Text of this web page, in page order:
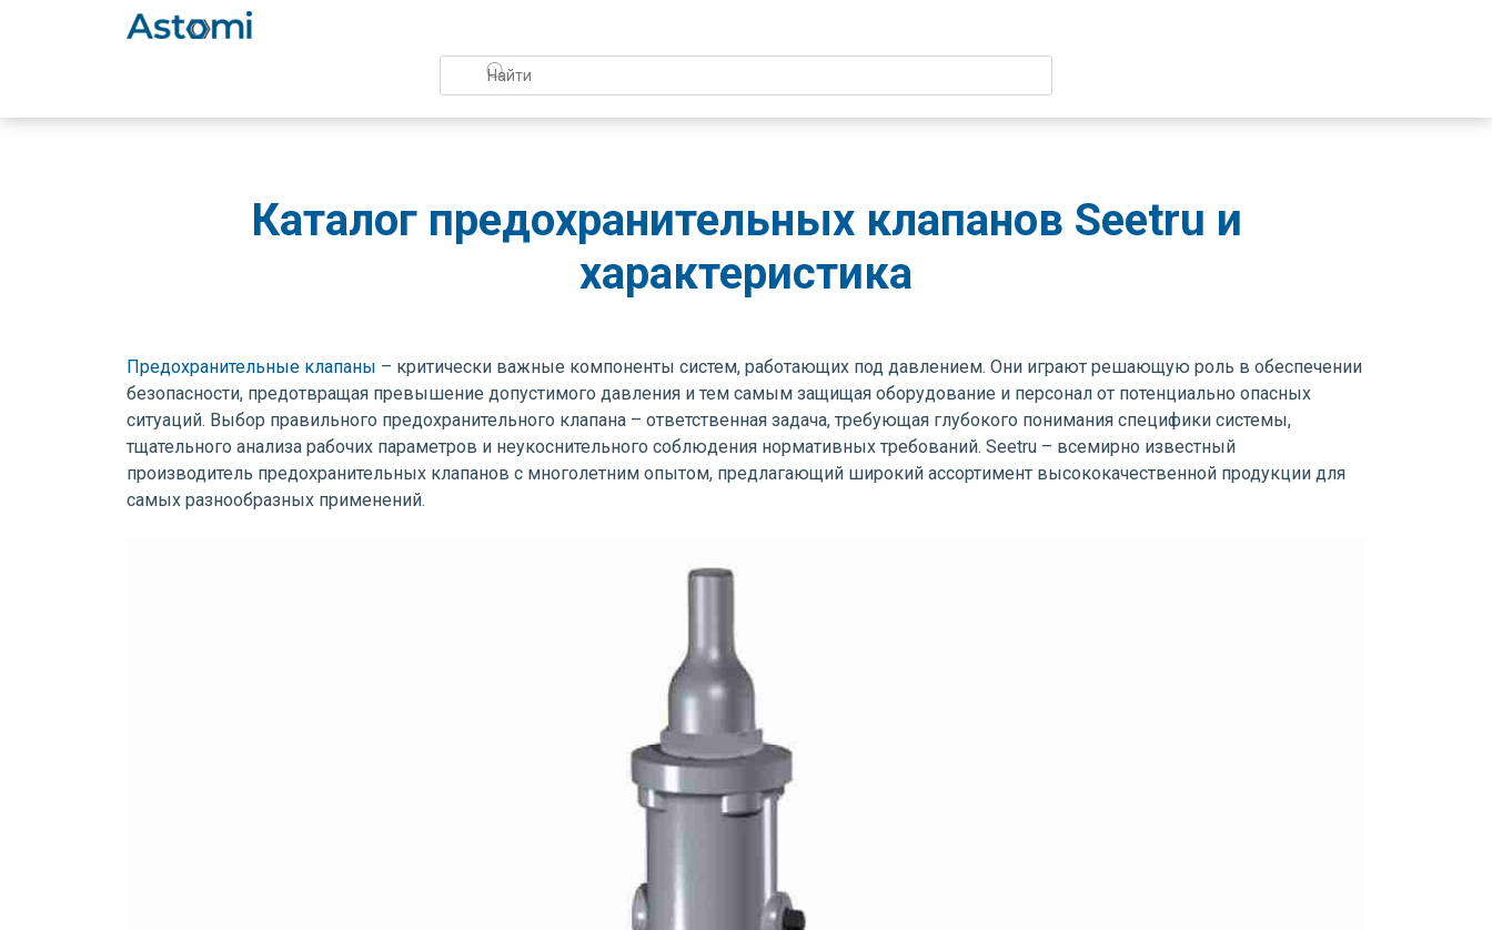
Каталог предохранительных клапанов Seetru и
характеристика
Предохранительные клапаны – критически важные компоненты систем, работающих под давлением. Они играют решающую роль в обеспечении
безопасности, предотвращая превышение допустимого давления и тем самым защищая оборудование и персонал от потенциально опасных
ситуаций. Выбор правильного предохранительного клапана – ответственная задача, требующая глубокого понимания специфики системы,
тщательного анализа рабочих параметров и неукоснительного соблюдения нормативных требований. Seetru – всемирно известный
производитель предохранительных клапанов с многолетним опытом, предлагающий широкий ассортимент высококачественной продукции для
самых разнообразных применений.